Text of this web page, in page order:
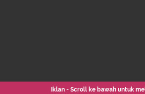
Iklan - Scroll ke bawah untuk